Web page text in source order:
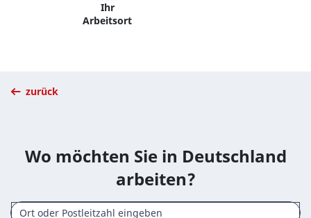
Ihr
Arbeitsort
zurück
Wo möchten Sie in Deutschland
arbeiten?